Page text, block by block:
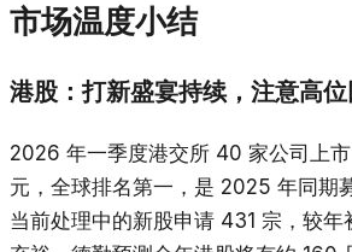
市场温度小结
港股：打新盛宴持续，注意高位
2026 年一季度港交所 40 家公司上
元，全球排名第一，是 2025 年同期
当前处理中的新股申请 431 宗，较